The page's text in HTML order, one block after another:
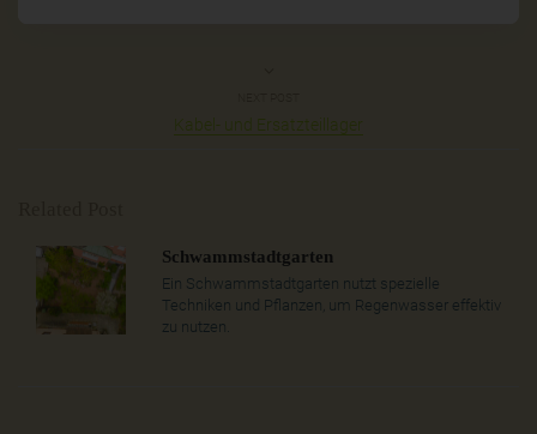
Kabel- und Ersatzteillager
Schwammstadtgarten
Ein Schwammstadtgarten nutzt spezielle
Techniken und Pflanzen, um Regenwasser effektiv
zu nutzen.